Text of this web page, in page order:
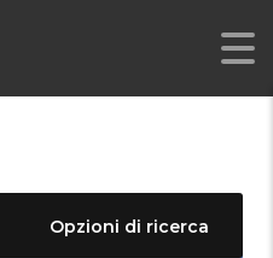
Opzioni di ricerca